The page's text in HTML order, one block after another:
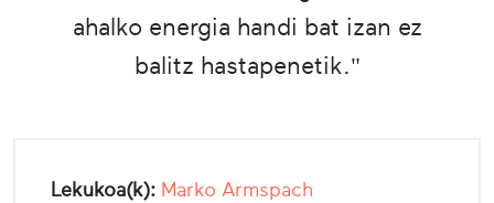
ahalko energia handi bat izan ez
balitz hastapenetik."
Lekukoa(k): Marko Armspach